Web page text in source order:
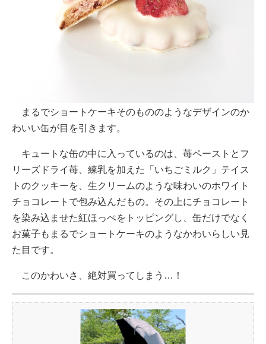
まるでショートケーキそのもののようなデザインのか
わいい缶が目を引きます。
キュートな缶の中に入っているのは、苺ペーストとフ
リーズドライ苺、練乳を加えた「いちごミルク」テイス
トのクッキーを、生クリームのような味わいのホワイト
チョコレートで包み込んだもの。その上にチョコレート
を染み込ませた紅ほっぺをトッピングし、缶だけでなく
お菓子もまるでショートケーキのようなかわいらしい見
た目です。
このかわいさ、絶対買ってしまう…！